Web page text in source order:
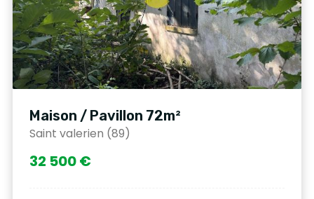
Maison / Pavillon 72m²
Saint valerien (89)
32 500 €